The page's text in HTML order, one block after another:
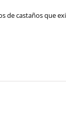
de castaños que